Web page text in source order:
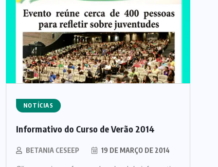
NOTÍCIAS
Informativo do Curso de Verão 2014
BETANIA CESEEP 19 DE MARÇO DE 2014